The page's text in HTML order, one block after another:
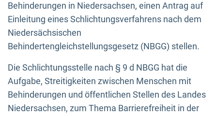
Behinderungen in Niedersachsen, einen Antrag auf
Einleitung eines Schlichtungsverfahrens nach dem
Niedersächsischen
Behindertengleichstellungsgesetz (NBGG) stellen.
Die Schlichtungsstelle nach § 9 d NBGG hat die
Aufgabe, Streitigkeiten zwischen Menschen mit
Behinderungen und öffentlichen Stellen des Landes
Niedersachsen, zum Thema Barrierefreiheit in der